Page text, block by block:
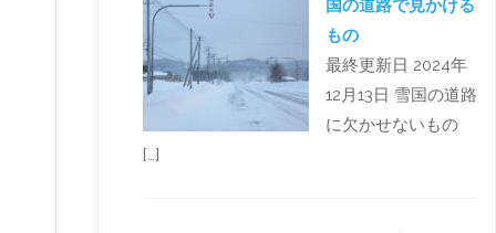
国の道路で見かける
もの
最終更新日 2024年
12月13日 雪国の道路
に欠かせないもの
[…]